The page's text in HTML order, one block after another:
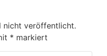
nicht veröffentlicht.
* markiert